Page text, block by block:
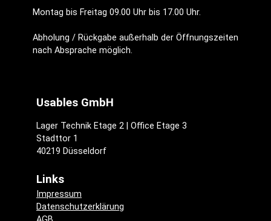
Montag bis Freitag 09.00 Uhr bis 17.00 Uhr.
Abholung / Rückgabe außerhalb der Öffnungszeiten
nach Absprache möglich.
Usables GmbH
Lager Technik Etage 2 | Office Etage 3
Stadttor 1
40219 Düsseldorf
Links
Impressum
Datenschutzerklärung